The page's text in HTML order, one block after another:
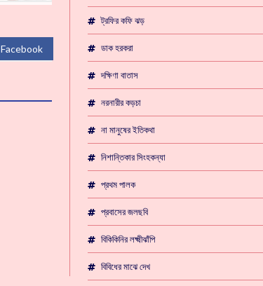
Facebook
ট্রফির কফি ঝড়
ডাক হরকরা
দক্ষিণা বাতাস
নরনারীর কড়চা
না মানুষের ইতিকথা
নিশান্তিকার সিংহকন্যা
প্রথম পালক
প্রবাসের জলছবি
বিকিকিনির লক্ষ্মীঝাঁপি
বিবিধের মাঝে দেখ